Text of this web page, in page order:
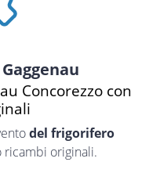
Concorezzo con
del frigorifero
ricambi originali.